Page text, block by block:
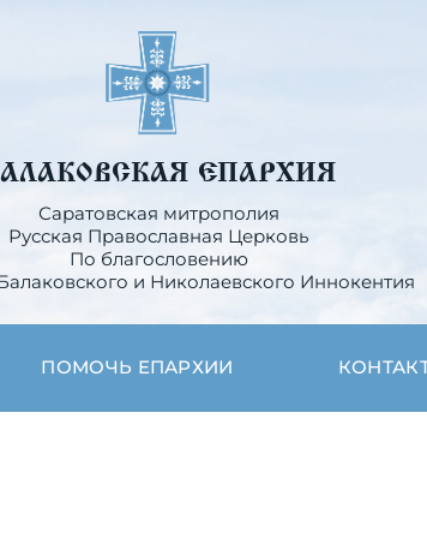
ЕПАРХИЯ
Саратовская митрополия
Русская Православная Церковь
По благословению
и Николаевского Иннокентия
ПОМОЧЬ ЕПАРХИИ